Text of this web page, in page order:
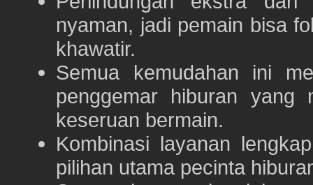
nyaman, jadi pemain bisa
khawatir.
Semua kemudahan ini
penggemar hiburan yang
keseruan bermain.
Kombinasi layanan
pilihan utama pecinta